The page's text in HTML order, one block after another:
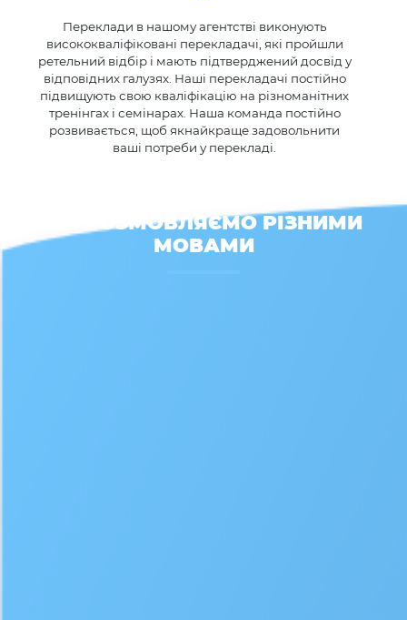
Переклади в нашому агентстві виконують
висококваліфіковані перекладачі, які пройшли
ретельний відбір і мають підтверджений досвід у
відповідних галузях. Наші перекладачі постійно
підвищують свою кваліфікацію на різноманітних
тренінгах і семінарах. Наша команда постійно
розвивається, щоб якнайкраще задовольнити
ваші потреби у перекладі.
МИ РОЗМОВЛЯЄМО РІЗНИМИ
МОВАМИ